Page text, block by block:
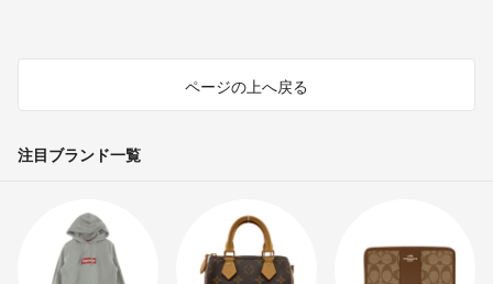
ページの上へ戻る
注目ブランド一覧